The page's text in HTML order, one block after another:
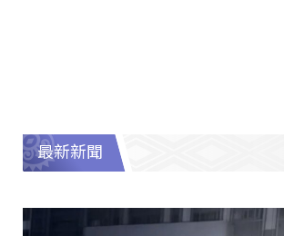
最新新聞